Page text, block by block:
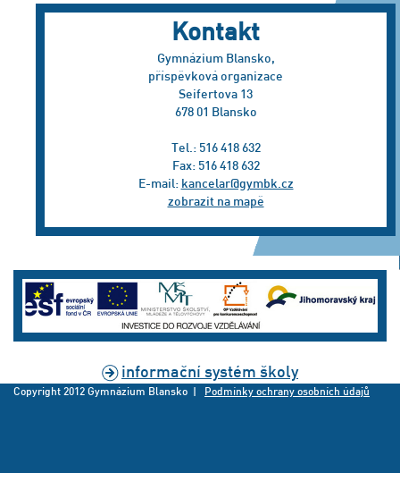
Kontakt
Gymnázium Blansko,
příspěvková organizace
Seifertova 13
678 01 Blansko
Tel.: 516 418 632
Fax: 516 418 632
E-mail: kancelar@gymbk.cz
zobrazit na mapě
informační systém školy
Copyright 2012 Gymnázium Blansko | Podmínky ochrany osobních údajů